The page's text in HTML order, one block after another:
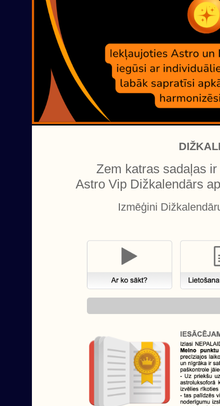
Zem katras sadaļas
Astro Vip Dižkalendārs
Izmēģini